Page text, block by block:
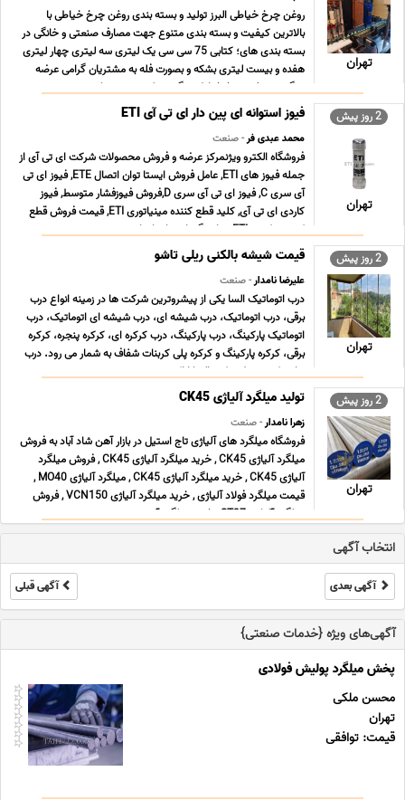
تهران
روغن چرخ خیاطی البرز تولید و بسته بندی روغن چرخ خیاطی با
بالاترین کیفیت و بسته بندی متنوع جهت مصارف صنعتی و خانگی در
بسته بندی های؛ کتابی 75 سی سی یک لیتری سه لیتری چهار لیتری
هفده و بیست لیتری بشکه و بصورت فله به مشتریان گرامی عرضه
میگردد. روغن چرخ خیاطی چگونه تولید می شود اهمیت ... ...
2 روز پیش
تهران
فیوز استوانه ای پین دار ای تی آی ETI
محمد عبدی فر- صنعت
فروشگاه الکترو ویژنمرکز عرضه و فروش محصولات شرکت ای تی آی از
جمله فیوز های ETI, عامل فروش ایستا توان اتصال ETE, فیوز ای تی
آی سری C, فیوز ای تی آی سری D,فروش فیوزفشار متوسط, فیوز
کاردی ای تی آی, کلید قطع کننده مینیاتوری ETI, قیمت فروش قطع
کننده ترکیبی ETI, نمایندگی ایستا توان اتص ... ...
2 روز پیش
تهران
قیمت شیشه بالکنی ریلی تاشو
علیرضا نامدار- صنعت
درب اتوماتیک السا یکی از پیشروترین شرکت ها در زمینه انواع درب
برقی، درب اتوماتیک، درب شیشه ای، درب شیشه ای اتوماتیک، درب
اتوماتیک پارکینگ، درب پارکینگ، درب کرکره ای، کرکره پنجره، کرکره
برقی، کرکره پارکینگ و کرکره پلی کربنات شفاف به شمار می رود. درب
هایی که توسط شرکت السا ارائه می ... ...
2 روز پیش
تهران
تولید میلگرد آلیاژی CK45
زهرا نامدار- صنعت
فروشگاه میلگرد های آلیاژی تاج استیل در بازار آهن شاد آباد به فروش
میلگرد آلیاژی CK45 , خرید میلگرد آلیاژی CK45 , فروش میلگرد
آلیاژی CK45 , خرید میلگرد آلیاژی CK45 , میلگرد آلیاژی MO40 ,
قیمت میلگرد فولاد آلیاژی , خرید میلگرد آلیاژی VCN150 , فروش
میلگرد آلیاژی ST37 , خرید میلگرد آ ... ...
انتخاب آگهی
آگهی بعدی آگهی قبلی
آگهی‌های ویژه {خدمات صنعتی}
پخش میلگرد پولیش فولادی
محسن ملکی
تهران
قیمت: توافقی